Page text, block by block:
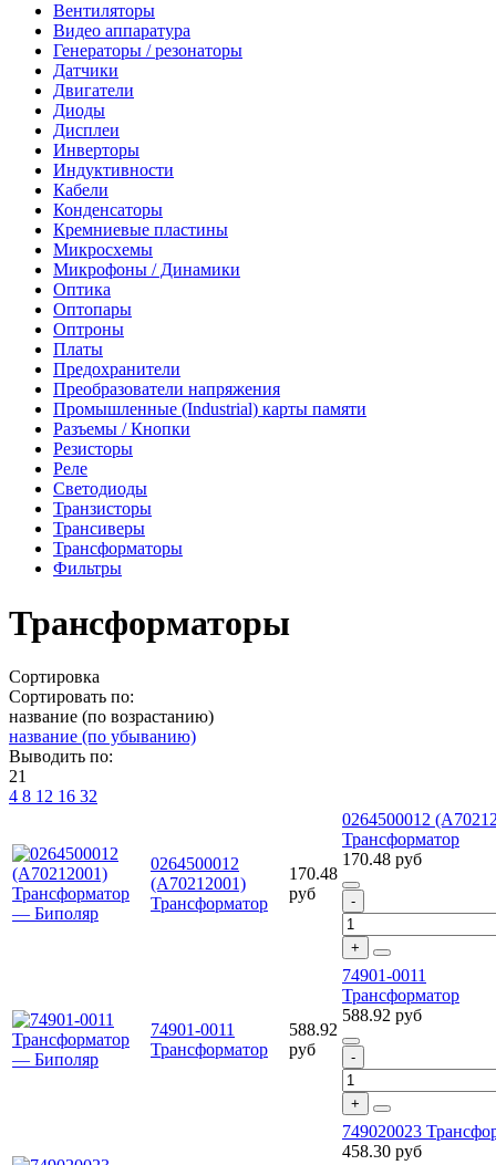
Вентиляторы
Видео аппаратура
Генераторы / резонаторы
Датчики
Двигатели
Диоды
Дисплеи
Инверторы
Индуктивности
Кабели
Конденсаторы
Кремниевые пластины
Микросхемы
Микрофоны / Динамики
Оптика
Оптопары
Оптроны
Платы
Предохранители
Преобразователи напряжения
Промышленные (Industrial) карты памяти
Разъемы / Кнопки
Резисторы
Реле
Светодиоды
Транзисторы
Трансиверы
Трансформаторы
Фильтры
Трансформаторы
Сортировка
Сортировать по:
название (по возрастанию)
название (по убыванию)
Выводить по:
21
4 8 12 16 32
0264500012
(A70212001)
Трансформатор
170.48
руб
0264500012
Трансформатор
170.48 руб
74901-0011
Трансформатор
588.92
руб
74901-0011
Трансформатор
588.92 руб
749020023
458.30 руб